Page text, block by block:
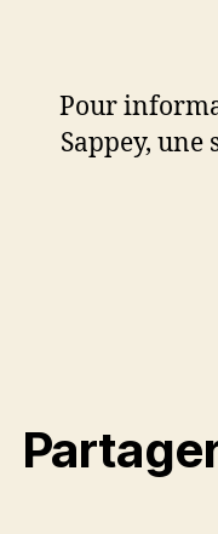
Pour
Sappey, une